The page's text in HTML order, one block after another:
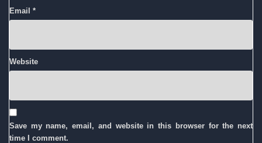
Email *
Website
Save my name, email, and website in this browser for the next
time I comment.